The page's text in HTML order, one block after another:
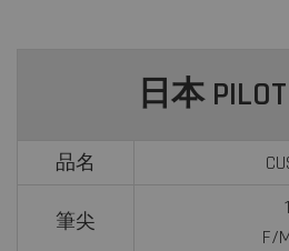
日本
品名
筆尖
F/